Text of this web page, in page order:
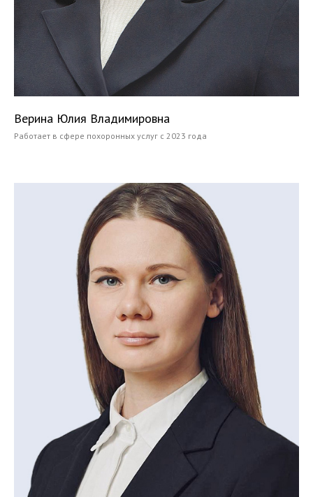
Верина Юлия Владимировна
Работает в сфере похоронных услуг с 2023 года